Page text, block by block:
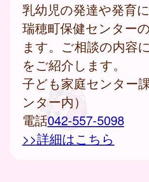
乳幼児の発達や発育
瑞穂町保健センター
ます。ご相談の内容
をご紹介します。
子ども家庭センター
ンター内）
電話042-557-5098
>>詳細はこちら